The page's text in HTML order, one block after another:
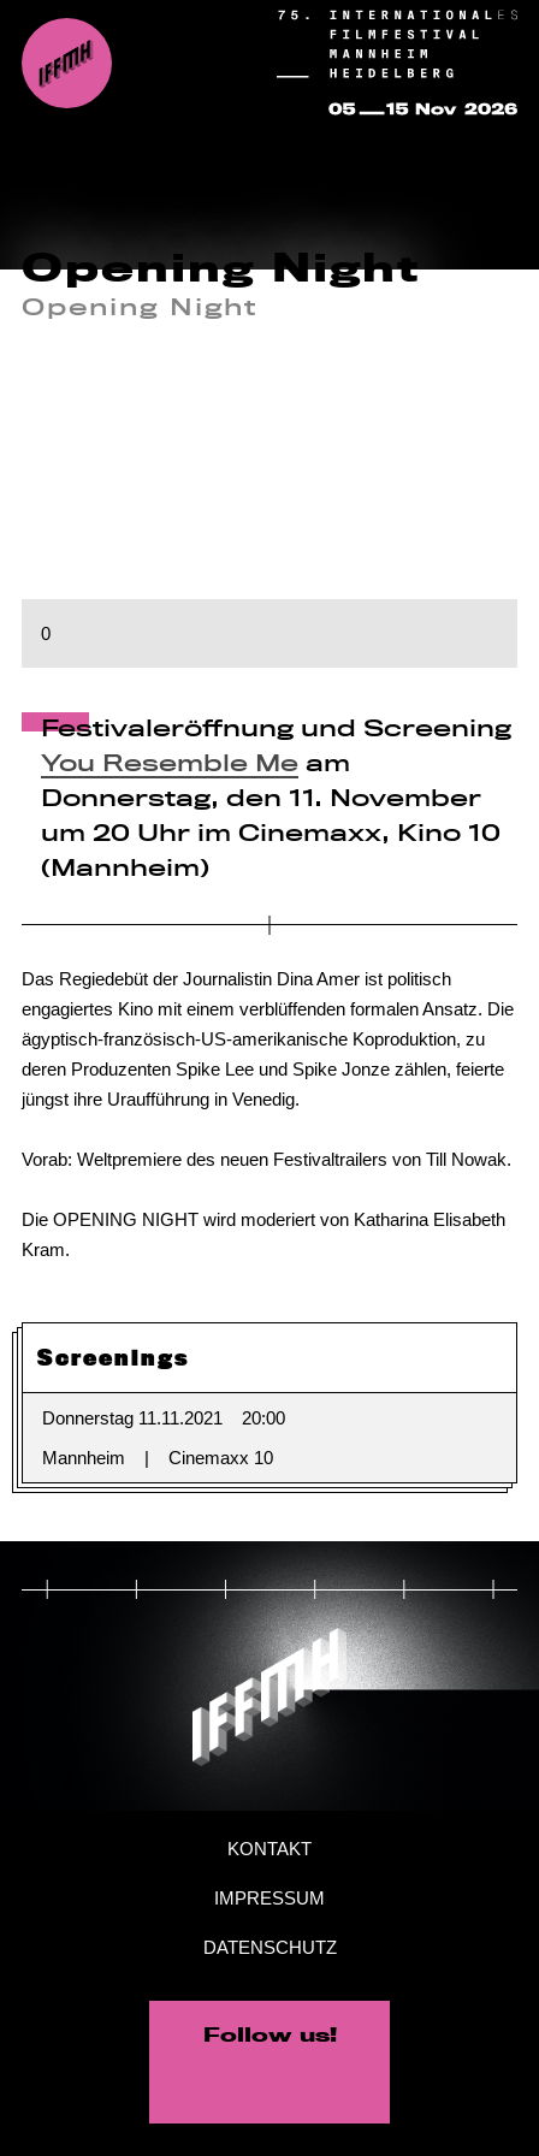
Opening Night
Opening Night
0
Festivaleröffnung und Screening
You Resemble Meam
Donnerstag, den 11. November
um 20 Uhr im Cinemaxx, Kino 10
(Mannheim)
Das Regiedebüt der Journalistin Dina Amer ist politisch
engagiertes Kino mit einem verblüffenden formalen Ansatz. Die
ägyptisch-französisch-US-amerikanische Koproduktion, zu
deren Produzenten Spike Lee und Spike Jonze zählen, feierte
jüngst ihre Uraufführung in Venedig.
Vorab: Weltpremiere des neuen Festivaltrailers von Till Nowak.
Die OPENING NIGHT wird moderiert von Katharina Elisabeth
Kram.
Screenings
Donnerstag 11.11.2021
20:00
Mannheim
Cinemaxx 10
KONTAKT
IMPRESSUM
DATENSCHUTZ
Follow us!